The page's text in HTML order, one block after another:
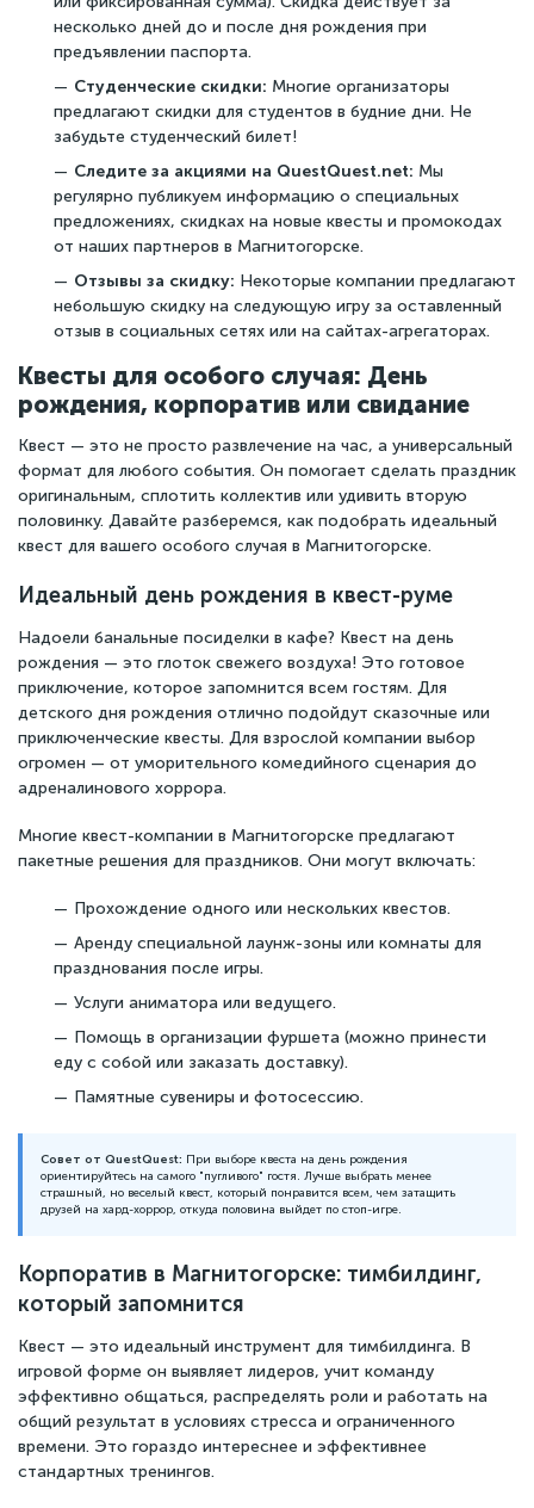
несколько дней до и после дня рождения при
предъявлении паспорта.
Студенческие скидки: Многие организаторы
предлагают скидки для студентов в будние дни. Не
забудьте студенческий билет!
Следите за акциями на QuestQuest.net: Мы
регулярно публикуем информацию о специальных
предложениях, скидках на новые квесты и промокодах
от наших партнеров в Магнитогорске.
Отзывы за скидку: Некоторые компании предлагают
небольшую скидку на следующую игру за оставленный
отзыв в социальных сетях или на сайтах-агрегаторах.
Квесты для особого случая: День
рождения, корпоратив или свидание
Квест — это не просто развлечение на час, а универсальный
формат для любого события. Он помогает сделать праздник
оригинальным, сплотить коллектив или удивить вторую
половинку. Давайте разберемся, как подобрать идеальный
квест для вашего особого случая в Магнитогорске.
Идеальный день рождения в квест-руме
Надоели банальные посиделки в кафе? Квест на день
рождения — это глоток свежего воздуха! Это готовое
приключение, которое запомнится всем гостям. Для
детского дня рождения отлично подойдут сказочные или
приключенческие квесты. Для взрослой компании выбор
огромен — от уморительного комедийного сценария до
адреналинового хоррора.
Многие квест-компании в Магнитогорске предлагают
пакетные решения для праздников. Они могут включать:
Прохождение одного или нескольких квестов.
Аренду специальной лаунж-зоны или комнаты для
празднования после игры.
Услуги аниматора или ведущего.
Помощь в организации фуршета (можно принести
еду с собой или заказать доставку).
Памятные сувениры и фотосессию.
Совет от QuestQuest: При выборе квеста на день рождения
ориентируйтесь на самого "пугливого" гостя. Лучше выбрать менее
страшный, но веселый квест, который понравится всем, чем затащить
друзей на хард-хоррор, откуда половина выйдет по стоп-игре.
Корпоратив в Магнитогорске: тимбилдинг,
который запомнится
Квест — это идеальный инструмент для тимбилдинга. В
игровой форме он выявляет лидеров, учит команду
эффективно общаться, распределять роли и работать на
общий результат в условиях стресса и ограниченного
времени. Это гораздо интереснее и эффективнее
стандартных тренингов.